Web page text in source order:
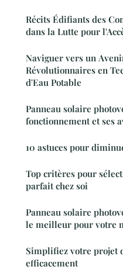
Récits Édifiants des
dans la Lutte pour
Naviguer vers un
Révolutionnaires en
d'Eau Potable
Panneau solaire
fonctionnement et ses
10 astuces pour
Top critères pour
parfait chez soi
Panneau solaire
le meilleur pour votre
Simplifiez votre projet
efficacement